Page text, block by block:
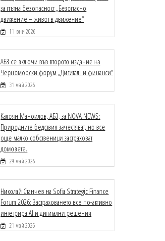
за пътна безопасност „Безопасно
движение – живот в движение“
11 юни 2026
АБЗ се включи във второто издание на
Черноморски форум „Дигитални финанси“
31 май 2026
Калоян Маноилов, АБЗ, за NOVA NEWS:
Природните бедствия зачестяват, но все
още малко собственици застраховат
домовете.
29 май 2026
Николай Станчев на Sofia Strategic Finance
Forum 2026: Застраховането все по-активно
интегрира AI и дигитални решения
21 май 2026